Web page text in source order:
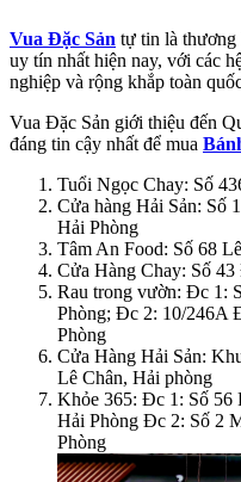
Vua Đặc Sản tự tin là thương
uy tín nhất hiện nay, với các
nghiệp và rộng khắp toàn
Vua Đặc Sản giới thiệu đến
đáng tin cậy nhất để mua
Tuổi Ngọc Chay: Số
Cửa hàng Hải Sản: Số
Hải Phòng
Tâm An Food: Số 68
Cửa Hàng Chay: Số
Rau trong vườn: Đc 1:
Phòng; Đc 2: 10/246A
Phòng
Cửa Hàng Hải Sản:
Lê Chân, Hải phòng
Khỏe 365: Đc 1: Số 56
Hải Phòng Đc 2: Số 2
Phòng